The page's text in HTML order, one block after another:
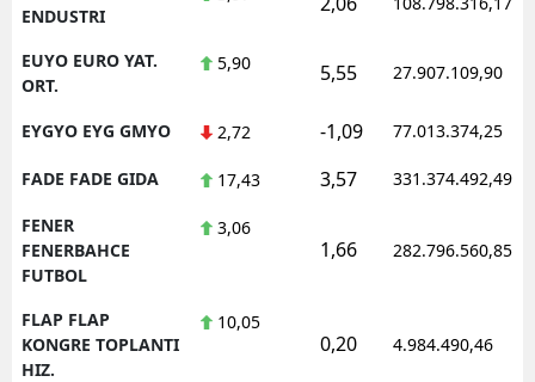
ENDUSTRI
EUYO EURO YAT.
ORT.
5,90 5,55 27.907.109,90
EYGYO EYG GMYO 2,72 -1,09 77.013.374,25
FADE FADE GIDA 17,43 3,57 331.374.492,49
FENER
FENERBAHCE
FUTBOL
3,06
1,66 282.796.560,85
FLAP FLAP
KONGRE TOPLANTI
HIZ.
10,05
0,20 4.984.490,46